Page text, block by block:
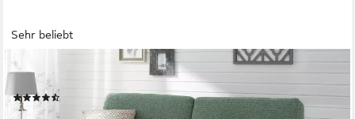
Sehr beliebt
OTTO HOME
2-Sitzer Borkum, B: 156cm, mit Federkern
829,99 € UVP1.329,00 €